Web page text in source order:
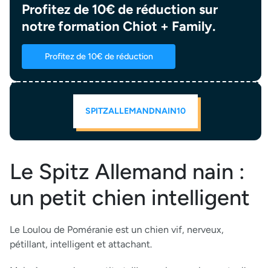
Profitez de 10€ de réduction sur
notre formation Chiot + Family.
Profitez de 10€ de réduction
SPITZALLEMANDNAIN10
Le Spitz Allemand nain :
un petit chien intelligent
Le Loulou de Poméranie est un chien vif, nerveux,
pétillant, intelligent et attachant.